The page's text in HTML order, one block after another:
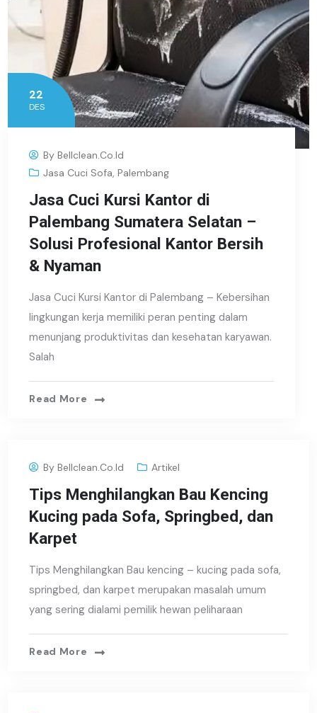
22
DES
ByBellclean.co.id
Jasa Cuci Sofa,Palembang
Jasa Cuci Kursi Kantor di
Palembang Sumatera Selatan –
Solusi Profesional Kantor Bersih
& Nyaman
Jasa Cuci Kursi Kantor di Palembang – Kebersihan
lingkungan kerja memiliki peran penting dalam
menunjang produktivitas dan kesehatan karyawan.
Salah
Read More
ByBellclean.co.id Artikel
Tips Menghilangkan Bau Kencing
Kucing pada Sofa, Springbed, dan
Karpet
Tips Menghilangkan Bau kencing – kucing pada sofa,
springbed, dan karpet merupakan masalah umum
yang sering dialami pemilik hewan peliharaan
Read More